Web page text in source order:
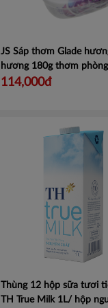
JS Sáp thơm Glade
hương 180g thơm
mùi - Set 2 hộp
114,000đ
Thùng 12 hộp sữa tươi
TH True Milk 1L/ hộp